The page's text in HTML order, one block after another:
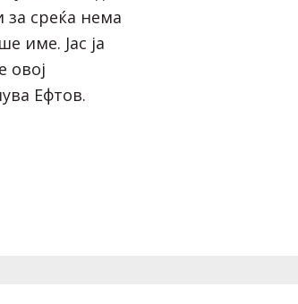
за среќа нема
име. Јас ја
овој
Ефтов.